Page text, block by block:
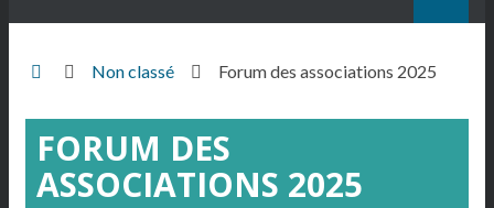
AccueilNon classé Forum des associations 2025
FORUM DES
ASSOCIATIONS 2025